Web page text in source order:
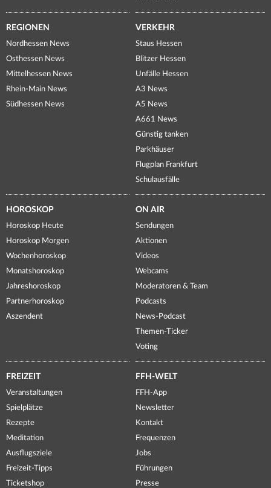
REGIONEN
Nordhessen News
Osthessen News
Mittelhessen News
Rhein-Main News
Südhessen News
VERKEHR
Staus Hessen
Blitzer Hessen
Unfälle Hessen
A3 News
A5 News
A661 News
Günstig tanken
Parkhäuser
Flugplan Frankfurt
Schulausfälle
HOROSKOP
Horoskop Heute
Horoskop Morgen
Wochenhoroskop
Monatshoroskop
Jahreshoroskop
Partnerhoroskop
Aszendent
ON AIR
Sendungen
Aktionen
Videos
Webcams
Moderatoren & Team
Podcasts
News-Podcast
Themen-Ticker
Voting
FREIZEIT
Veranstaltungen
Spielplätze
Rezepte
Meditation
Ausflugsziele
Freizeit-Tipps
Ticketshop
FFH-WELT
FFH-App
Newsletter
Kontakt
Frequenzen
Jobs
Führungen
Presse